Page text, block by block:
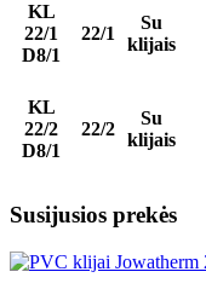
KL
22/1
D8/1
22/1
Su
klijais
KL
22/2
D8/1
22/2
Su
klijais
Susijusios prekės